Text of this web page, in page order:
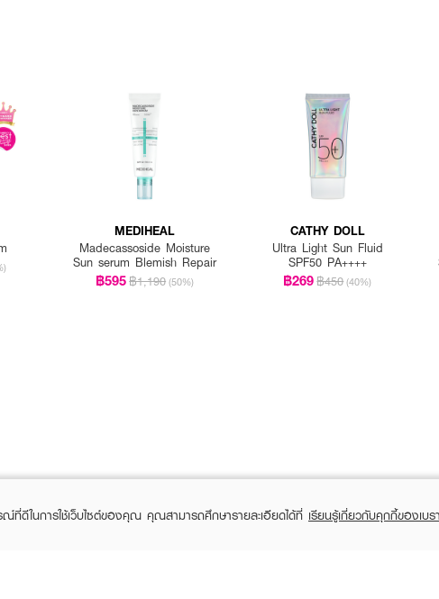
MEDIHEAL
Madecassoside Moisture
Sun serum Blemish Repair
฿595฿1,190 (50%)
CATHY DOLL
Ultra Light Sun Fluid
SPF50 PA++++
฿269฿450 (40%)
ที่ดีในการใช้เว็บไซต์ของคุณ คุณสามารถศึกษารายละเอียดได้ที่ เรียนรู้เกี่ยวกับคุกกี้ของเบร